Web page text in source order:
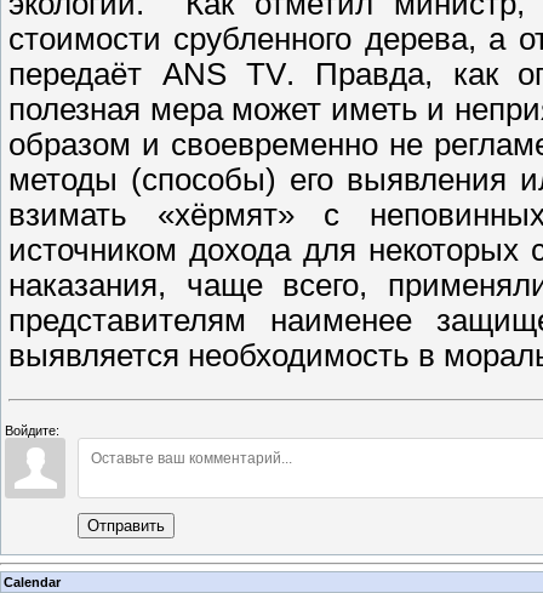
стоимости срубленного дерева,
передаёт ANS TV. Правда, как
полезная мера может иметь и
образом и своевременно не
методы (способы) его выявления
взимать «хёрмят» с
источником дохода для
наказания, чаще всего,
представителям наименее
выявляется необходимость в
Войдите:
Отправить
Calendar